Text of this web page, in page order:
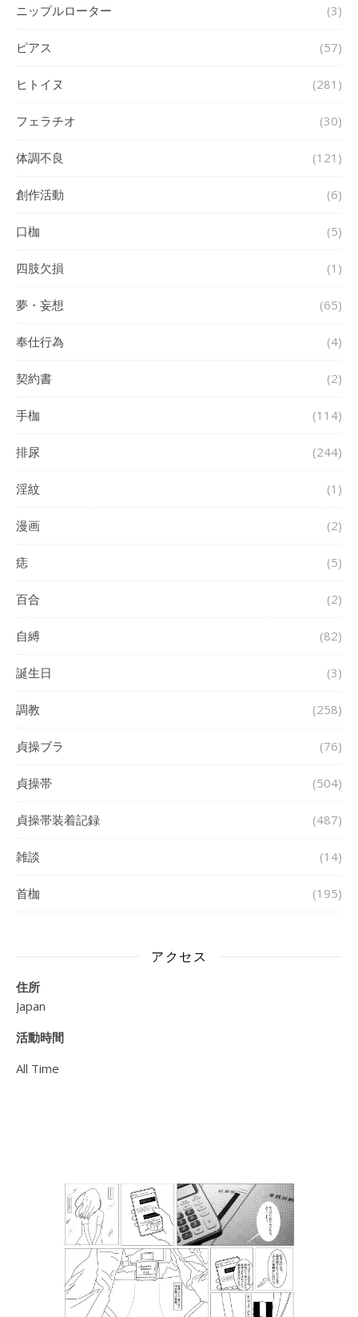
ニップルローター (3)
ピアス (57)
ヒトイヌ (281)
フェラチオ (30)
体調不良 (121)
創作活動 (6)
口枷 (5)
四肢欠損 (1)
夢・妄想 (65)
奉仕行為 (4)
契約書 (2)
手枷 (114)
排尿 (244)
淫紋 (1)
漫画 (2)
痣 (5)
百合 (2)
自縛 (82)
誕生日 (3)
調教 (258)
貞操ブラ (76)
貞操帯 (504)
貞操帯装着記録 (487)
雑談 (14)
首枷 (195)
アクセス
住所
Japan
活動時間
All Time